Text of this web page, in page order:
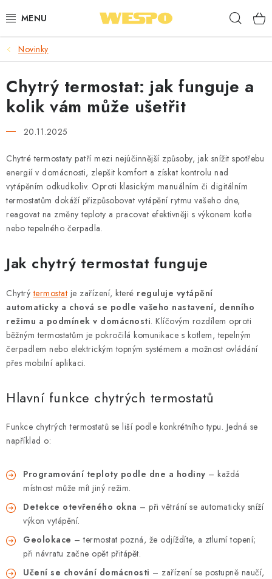
na
ARMATURY PRO TOPENÍ A VODU
TOPENÍ A OHŘEV VODY
TVAROVKY A TRUBKY
NÁŘADÍ
⭐ NEJLÉPE HODNOCENÉ
⚡ NOVINKA
🎁 ODMĚNY ZA BODY
🏆 WESPO BONUS
KONTAKT
TOPENÁŘSKÁ AKADEMIE
OBCHODNÍ PODMÍNKY
🚚 STAV OBJEDNÁVKY
DOPRAVA A PLATBA
VRÁCENÍ ZBOŽÍ A REKLAMACE
Novinky
Chytrý termostat: jak funguje a
kolik vám může ušetřit
20.11.2025
Chytré termostaty patří mezi nejúčinnější způsoby, jak snížit spotřebu
energií v domácnosti, zlepšit komfort a získat kontrolu nad
vytápěním odkudkoliv. Oproti klasickým manuálním či digitálním
termostatům dokáží přizpůsobovat vytápění rytmu vašeho dne,
reagovat na změny teploty a pracovat efektivněji s výkonem kotle
nebo tepelného čerpadla.
Jak chytrý termostat funguje
Chytrýtermostat je zařízení, které reguluje vytápění
automaticky a chová se podle vašeho nastavení, denního
režimu a podmínek v domácnosti. Klíčovým rozdílem oproti
běžným termostatům je pokročilá komunikace s kotlem, tepelným
čerpadlem nebo elektrickým topným systémem a možnost ovládání
přes mobilní aplikaci.
Hlavní funkce chytrých termostatů
Funkce chytrých termostatů se liší podle konkrétního typu. Jedná se
například o:
Programování teploty podle dne a hodiny – každá
místnost může mít jiný režim.
Detekce otevřeného okna – při větrání se automaticky sníží
výkon vytápění.
Geolokace – termostat pozná, že odjíždíte, a ztlumí topení;
při návratu začne opět přitápět.
Učení se chování domácnosti – zařízení se postupně naučí,